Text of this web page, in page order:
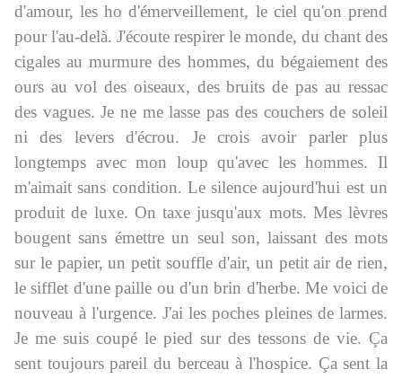
d'amour, les ho d'émerveillement, le ciel qu'on prend
pour l'au-delà. J'écoute respirer le monde, du chant des
cigales au murmure des hommes, du bégaiement des
ours au vol des oiseaux, des bruits de pas au ressac
des vagues. Je ne me lasse pas des couchers de soleil
ni des levers d'écrou. Je crois avoir parler plus
longtemps avec mon loup qu'avec les hommes. Il
m'aimait sans condition. Le silence aujourd'hui est un
produit de luxe. On taxe jusqu'aux mots. Mes lèvres
bougent sans émettre un seul son, laissant des mots
sur le papier, un petit souffle d'air, un petit air de rien,
le sifflet d'une paille ou d'un brin d'herbe. Me voici de
nouveau à l'urgence. J'ai les poches pleines de larmes.
Je me suis coupé le pied sur des tessons de vie. Ça
sent toujours pareil du berceau à l'hospice. Ça sent la